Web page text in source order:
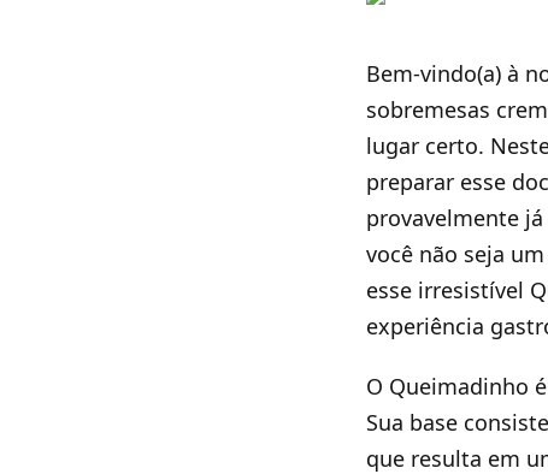
Bem-vindo(a) à
sobremesas
lugar certo.
preparar esse
provavelmente
você não seja
esse irresistível
experiência
O Queimadinho
Sua base
que resulta em